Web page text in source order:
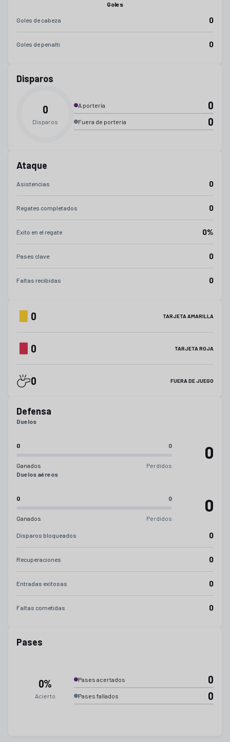
Goles
Goles de cabeza 0
Goles de penalti 0
Disparos
0
Disparos
A portería 0
Fuera de portería 0
Ataque
Asistencias 0
Regates completados 0
Éxito en el regate 0%
Pases clave 0
Faltas recibidas 0
0 TARJETA AMARILLA
0 TARJETA ROJA
0 FUERA DE JUEGO
Defensa
Duelos
0 0
Ganados Perdidos
0
Duelos aéreos
0 0
Ganados Perdidos
0
Disparos bloqueados 0
Recuperaciones 0
Entradas exitosas 0
Faltas cometidas 0
Pases
0%
Acierto
Pases acertados 0
Pases fallados 0